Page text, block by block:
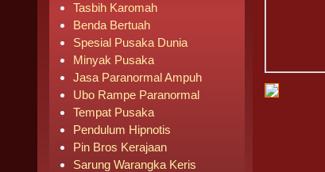
Tasbih Karomah
Benda Bertuah
Spesial Pusaka Dunia
Minyak Pusaka
Jasa Paranormal Ampuh
Ubo Rampe Paranormal
Tempat Pusaka
Pendulum Hipnotis
Pin Bros Kerajaan
Sarung Warangka Keris